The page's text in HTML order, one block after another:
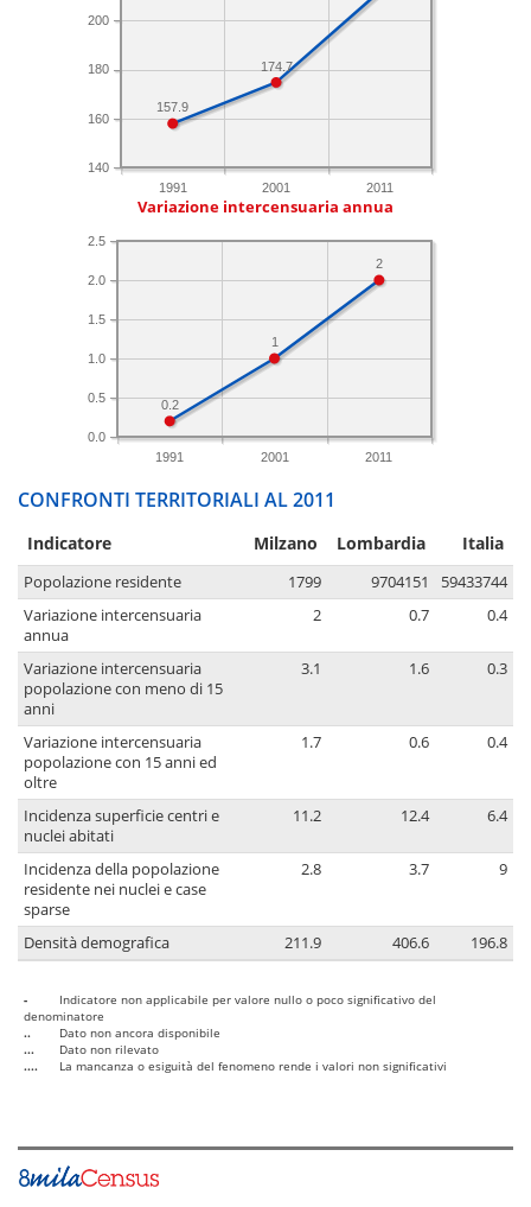
1991 2001 2011
140
160
180
200
174.7
157.9
Variazione intercensuaria annua
1991 2001 2011
0.0
0.5
1.0
1.5
2.0
2.5
2
1
0.2
CONFRONTI TERRITORIALI AL 2011
Indicatore Milzano Lombardia Italia
Popolazione residente 1799 9704151
59433744
Variazione intercensuaria
annua
2 0.7 0.4
Variazione intercensuaria
popolazione con meno di 15
anni
3.1 1.6 0.3
Variazione intercensuaria
popolazione con 15 anni ed
oltre
1.7 0.6 0.4
Incidenza superficie centri e
nuclei abitati
11.2 12.4 6.4
Incidenza della popolazione
residente nei nuclei e case
sparse
2.8 3.7 9
Densità demografica 211.9 406.6 196.8
-
Indicatore non applicabile per valore nullo o poco significativo del
denominatore
..
Dato non ancora disponibile
...
Dato non rilevato
....
La mancanza o esiguità del fenomeno rende i valori non significativi